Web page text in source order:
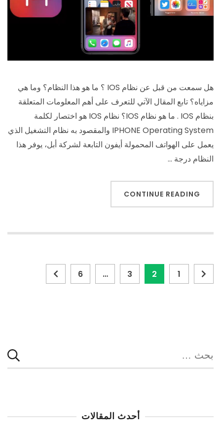
هل سمعت من قبل عن نظام IOS ؟ ما هو هذا النظام؟ وما هي
مزاياه؟ تابع المقال الآتي للتعرف على أهم المعلومات المتعلقة
بنظام IOS . ما هو نظام IOS؟ نظام IOS هو اختصار لكلمة
IPHONE Operating System والمقصود به نظام التشغيل الذي
يعمل على الهواتف المحمولة أيفون التابعة لشركة أبل، يوفر هذا
النظام درجة …
CONTINUE READING
تصفّحPage
1
Page
2
Page
3
…
Page
6
البحث
عن:
أحدث المقالات